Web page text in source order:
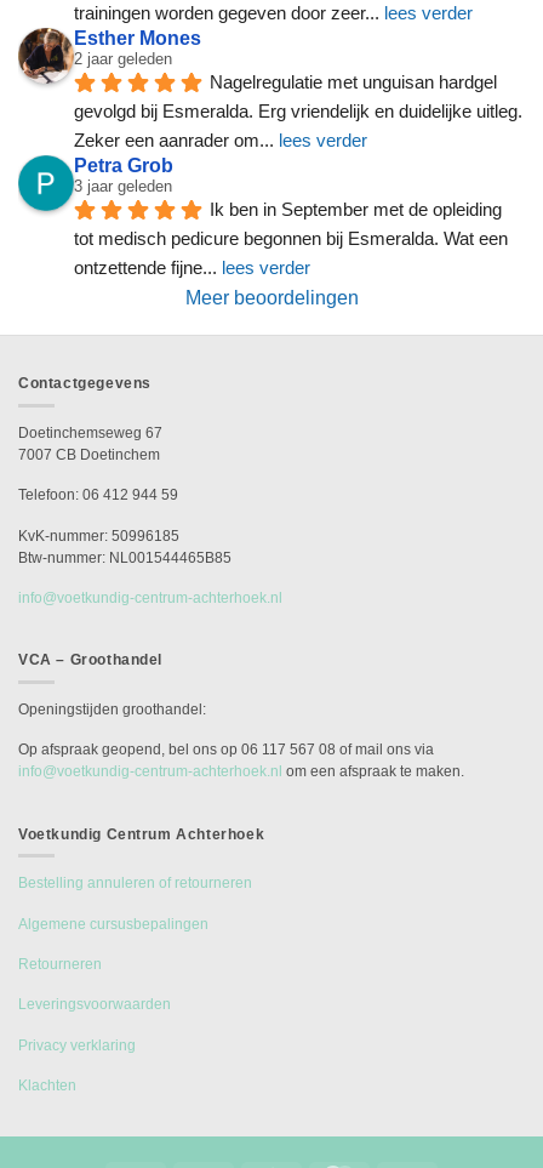
trainingen worden gegeven door zeer... lees verder
Esther Mones
2 jaar geleden
Nagelregulatie met unguisan hardgel
gevolgd bij Esmeralda. Erg vriendelijk en duidelijke uitleg.
Zeker een aanrader om... lees verder
Petra Grob
3 jaar geleden
Ik ben in September met de opleiding
tot medisch pedicure begonnen bij Esmeralda. Wat een
ontzettende fijne... lees verder
Meer beoordelingen
Contactgegevens
Doetinchemseweg 67
7007 CB Doetinchem
Telefoon: 06 412 944 59
KvK-nummer: 50996185
Btw-nummer: NL001544465B85
info@voetkundig-centrum-achterhoek.nl
VCA – Groothandel
Openingstijden groothandel:
Op afspraak geopend, bel ons op 06 117 567 08 of mail ons via
info@voetkundig-centrum-achterhoek.nl om een afspraak te maken.
Voetkundig Centrum Achterhoek
Bestelling annuleren of retourneren
Algemene cursusbepalingen
Retourneren
Leveringsvoorwaarden
Privacy verklaring
Klachten